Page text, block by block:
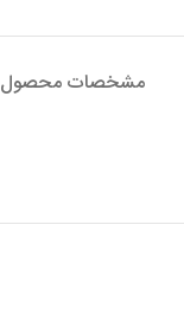
مشخصات محصول